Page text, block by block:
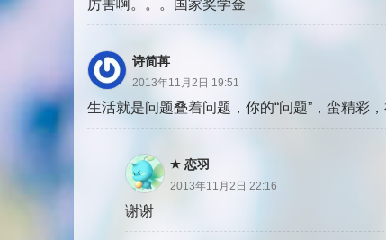
厉害啊。。。国家奖学金
诗简苒
2013年11月2日 19:51
生活就是问题叠着问题，你的“问题”，蛮精彩，
恋羽
2013年11月2日 22:16
谢谢